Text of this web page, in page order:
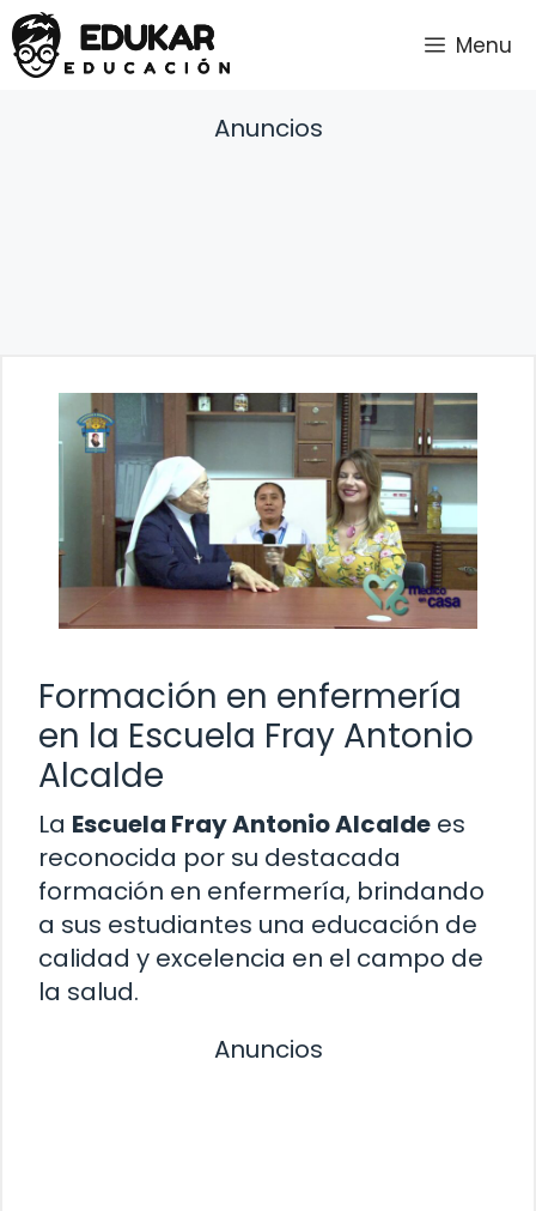
Saltar
al
contenido
Menu
Anuncios
Formación en enfermería
en la Escuela Fray Antonio
Alcalde
La Escuela Fray Antonio Alcalde es
reconocida por su destacada
formación en enfermería, brindando
a sus estudiantes una educación de
calidad y excelencia en el campo de
la salud.
Anuncios